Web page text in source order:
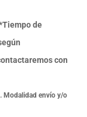
de
con
Modalidad envío y/o